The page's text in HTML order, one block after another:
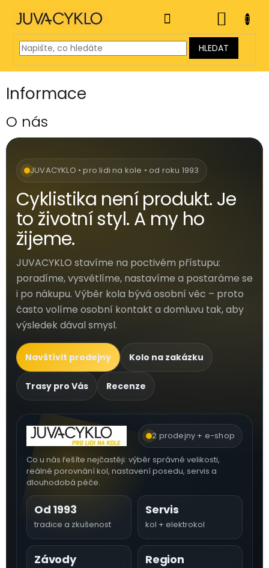
obsah
HLEDAT
KOŠÍK
Informace
V
ý
p
O nás
JUVACYKLO • pro lidi na kole • od roku 1993
Cyklistika není produkt. Je
to životní styl. A my ho
žijeme.
JUVACYKLO stavíme na poctivém přístupu:
poradíme, vysvětlíme, nastavíme a postaráme se
i po nákupu. Výběr kola bývá osobní věc – proto
často volíme osobní kontakt a domluvu tak, aby
výsledek dával smysl.
Navštívit prodejny Kolo na zakázku
Trasy pro Vás Recenze
2 prodejny + e-shop
Co u nás řešíte nejčastěji: výběr správné velikosti,
reálné porovnání kol, nastavení posedu, servis a
dlouhodobá péče.
Od 1993
tradice a zkušenost
Servis
kol + elektrokol
Závody Region